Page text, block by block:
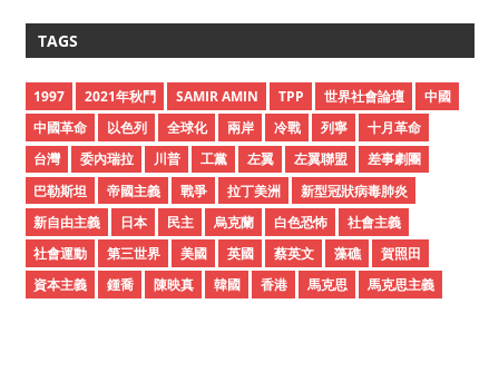
h
v
e
s
TAGS
1997 2021年秋鬥 SAMIR AMIN TPP 世界社會論壇
中國
中國革命
以色列 全球化 兩岸 冷戰 列寧
十月革命
台灣
委內瑞拉 川普 工黨 左翼 左翼聯盟
差事劇團
巴勒斯坦
帝國主義 戰爭 拉丁美洲
新型冠狀病毒肺炎
新自由主義
日本 民主 烏克蘭 白色恐怖
社會主義
社會運動
第三世界 美國 英國 蔡英文 藻礁
賀照田
資本主義
鍾喬 陳映真 韓國 香港 馬克思 馬克思主義